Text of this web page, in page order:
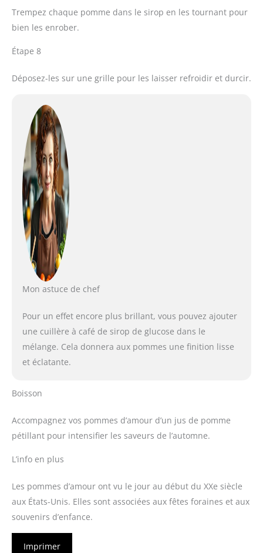
Trempez chaque pomme dans le sirop en les tournant pour
bien les enrober.
Étape 8
Déposez-les sur une grille pour les laisser refroidir et durcir.
Mon astuce de chef
Pour un effet encore plus brillant, vous pouvez ajouter
une cuillère à café de sirop de glucose dans le
mélange. Cela donnera aux pommes une finition lisse
et éclatante.
Boisson
Accompagnez vos pommes d’amour d’un jus de pomme
pétillant pour intensifier les saveurs de l’automne.
L’info en plus
Les pommes d’amour ont vu le jour au début du XXe siècle
aux États-Unis. Elles sont associées aux fêtes foraines et aux
souvenirs d’enfance.
Imprimer